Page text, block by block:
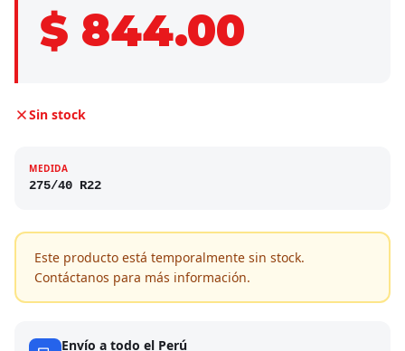
$ 844.00
Sin stock
MEDIDA
275/40 R22
Este producto está temporalmente sin stock.
Contáctanos para más información.
Envío a todo el Perú